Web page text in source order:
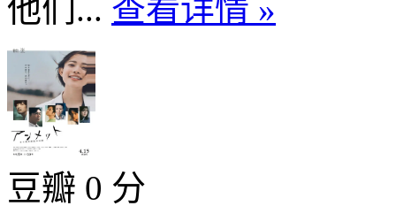
他们... 查看详情 »
豆瓣 0 分